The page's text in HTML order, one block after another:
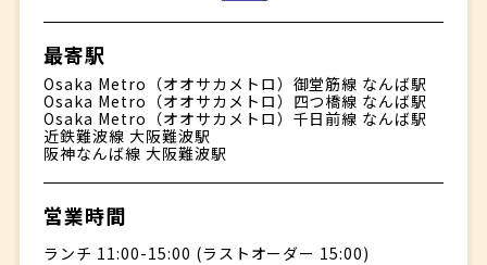
最寄駅
Osaka Metro（オオサカメトロ）御堂筋線 なんば駅
Osaka Metro（オオサカメトロ）四つ橋線 なんば駅
Osaka Metro（オオサカメトロ）千日前線 なんば駅
近鉄難波線 大阪難波駅
阪神なんば線 大阪難波駅
営業時間
ランチ 11:00-15:00 (ラストオーダー 15:00)